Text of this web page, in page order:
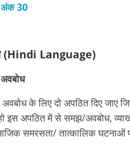
अंक 30
(Hindi Language)
अवबोध के लिए दो अपठित दिए जाए
इस अप‍ठि‍त में से समझ/अवबोध,
समरसता/ तात्‍कालिक